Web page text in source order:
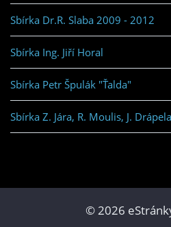
Sbírka Dr.R. Slaba 2009 - 2012
Sbírka Ing. Jiří Horal
Sbírka Petr Špulák "Ťalda"
Sbírka Z. Jára, R. Moulis, J.
© 2026